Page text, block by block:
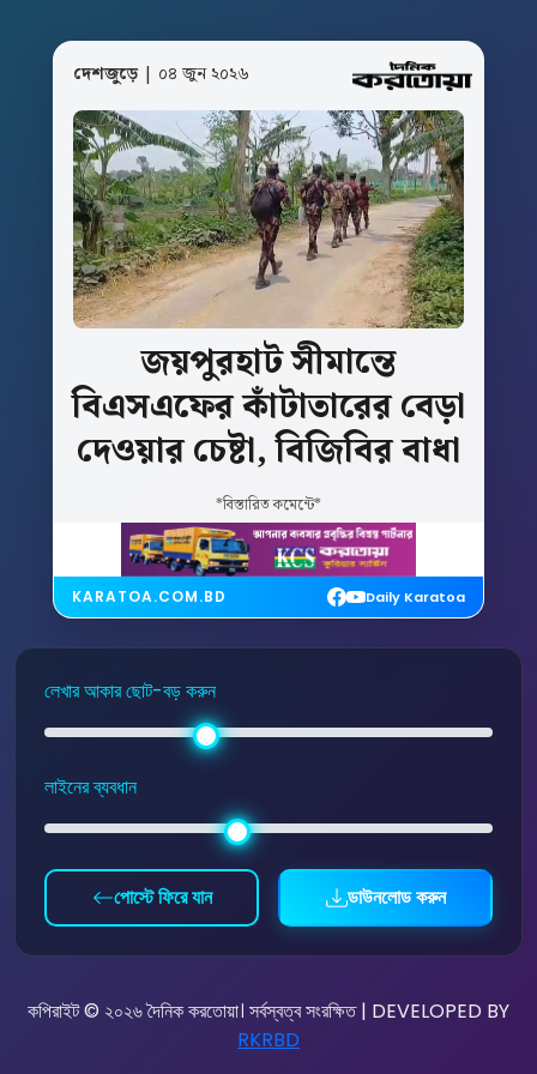
দেশজুড়ে| ০৪ জুন ২০২৬
জয়পুরহাটসীমান্তে
বিএসএফেরকাঁটাতারেরবেড়া
দেওয়ারচেষ্টা, বিজিবিরবাধা
*বিস্তারিত কমেন্টে*
KARATOA.COM.BD Daily Karatoa
লেখার আকার ছোট-বড় করুন
লাইনের ব্যবধান
পোস্টে ফিরে যান ডাউনলোড করুন
কপিরাইট © ২০২৬ দৈনিক করতোয়া। সর্বস্বত্ব সংরক্ষিত | DEVELOPED BY
RKRBD